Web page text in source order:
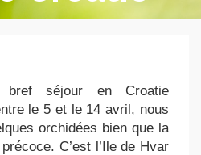
bref séjour en Croatie
le 5 et le 14 avril, nous
orchidées bien que la
C’est l’Ile de Hvar